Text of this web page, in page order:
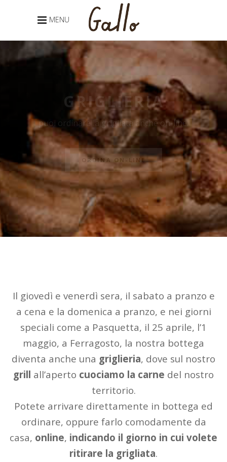
MENU
GRIGLIERIA
puoi ordinare la grigliata anche on-line.
ORDINA ON-LINE
Il giovedì e venerdì sera, il sabato a pranzo e
a cena e la domenica a pranzo, e nei giorni
speciali come a Pasquetta, il 25 aprile, l’1
maggio, a Ferragosto, la nostra bottega
diventa anche una griglieria, dove sul nostro
grill all’aperto cuociamo la carne del nostro
territorio.
Potete arrivare direttamente in bottega ed
ordinare, oppure farlo comodamente da
casa, online, indicando il giorno in cui volete
ritirare la grigliata.